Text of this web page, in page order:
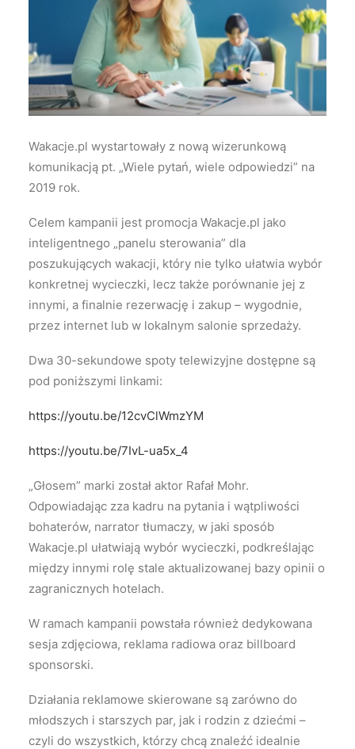
Wyszukiwanie
Wakacje.pl wystartowały z nową wizerunkową
komunikacją pt. „Wiele pytań, wiele odpowiedzi” na
2019 rok.
Celem kampanii jest promocja Wakacje.pl jako
inteligentnego „panelu sterowania” dla
poszukujących wakacji, który nie tylko ułatwia wybór
konkretnej wycieczki, lecz także porównanie jej z
innymi, a finalnie rezerwację i zakup – wygodnie,
przez internet lub w lokalnym salonie sprzedaży.
Dwa 30-sekundowe spoty telewizyjne dostępne są
pod poniższymi linkami:
https://youtu.be/12cvClWmzYM
https://youtu.be/7IvL-ua5x_4
„Głosem” marki został aktor Rafał Mohr.
Odpowiadając zza kadru na pytania i wątpliwości
bohaterów, narrator tłumaczy, w jaki sposób
Wakacje.pl ułatwiają wybór wycieczki, podkreślając
między innymi rolę stale aktualizowanej bazy opinii o
zagranicznych hotelach.
W ramach kampanii powstała również dedykowana
sesja zdjęciowa, reklama radiowa oraz billboard
sponsorski.
Działania reklamowe skierowane są zarówno do
młodszych i starszych par, jak i rodzin z dziećmi –
czyli do wszystkich, którzy chcą znaleźć idealnie